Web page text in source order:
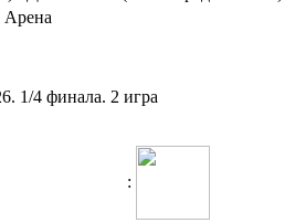
Арена
1/4 финала. 2 игра
: